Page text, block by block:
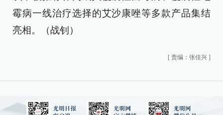
霉病一线治疗选择的艾沙康唑等多款产品集结
亮相。（战钊）
[ 责编：张佳兴 ]